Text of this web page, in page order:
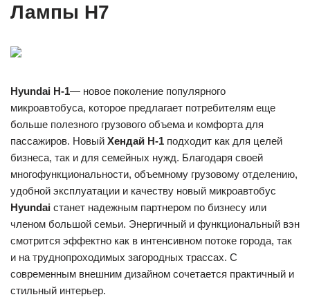
Лампы H7
Hyundai H-1— новое поколение популярного
микроавтобуса, которое предлагает потребителям еще
больше полезного грузового объема и комфорта для
пассажиров. Новый Хендай H-1 подходит как для целей
бизнеса, так и для семейных нужд. Благодаря своей
многофункциональности, объемному грузовому отделению,
удобной эксплуатации и качеству новый микроавтобус
Hyundai станет надежным партнером по бизнесу или
членом большой семьи. Энергичный и функциональный вэн
смотрится эффектно как в интенсивном потоке города, так
и на труднопроходимых загородных трассах. С
современным внешним дизайном сочетается практичный и
стильный интерьер.